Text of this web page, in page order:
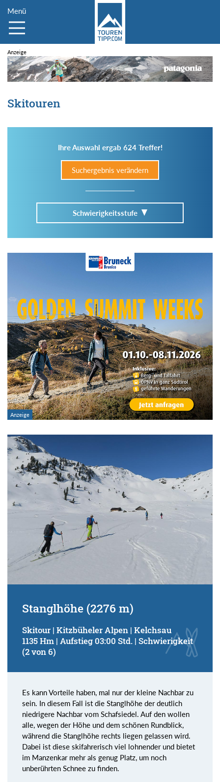
Menü
Skitouren
Ihre Auswahl ergab 624 Treffer!
Suchergebnis verändern
Schwierigkeitsstufe
Im Tourenarchiv suchen
Region:
Gebirge:
Art der Tour:
Schwierigkeitsgrad:
von
Kondition (Tourdauer):
bis
Suchbegriff:
Stanglhöhe (2276 m)
Skitour | Kitzbüheler Alpen | Kelchsau
1135 Hm | Aufstieg 03:00 Std. | Schwierigkeit
(2 von 6)
Es kann Vorteile haben, mal nur der kleine Nachbar zu
sein. In diesem Fall ist die Stanglhöhe der deutlich
niedrigere Nachbar vom Schafsiedel. Auf den wollen
alle, wegen der Höhe und dem schönen Rundblick,
während die Stanglhöhe rechts liegen gelassen wird.
Dabei ist diese skifahrerisch viel lohnender und bietet
im Manzenkar mehr als genug Platz, um noch
unberührten Schnee zu finden.